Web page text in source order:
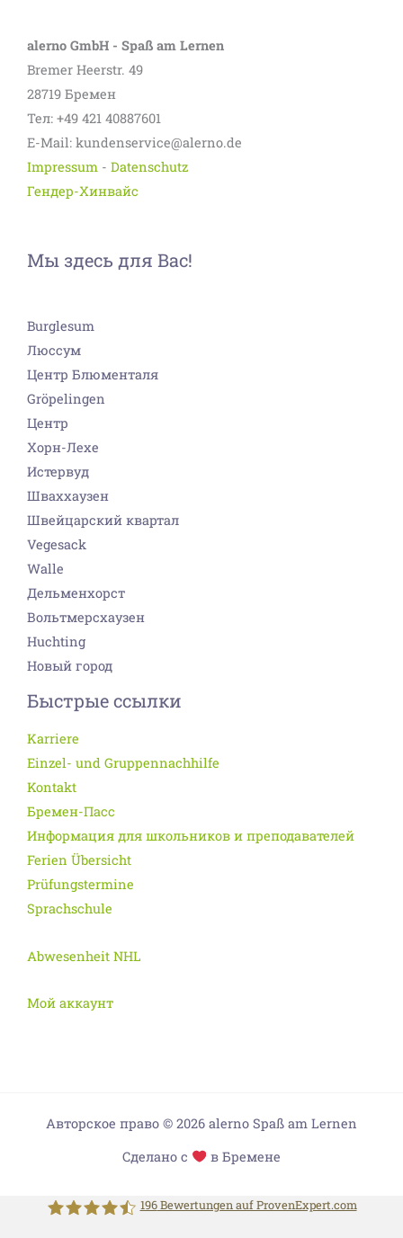
alerno GmbH - Spaß am Lernen
Bremer Heerstr. 49
28719 Бремен
Тел: +49 421 40887601
E-Mail: kundenservice@alerno.de
Impressum - Datenschutz
Гендер-Хинвайс
Мы здесь для Вас!
Burglesum
Люссум
Центр Блюменталя
Gröpelingen
Центр
Хорн-Лехе
Истервуд
Шваххаузен
Швейцарский квартал
Vegesack
Walle
Дельменхорст
Вольтмерсхаузен
Huchting
Новый город
Быстрые ссылки
Karriere
Einzel- und Gruppennachhilfe
Kontakt
Бремен-Пасс
Информация для школьников и преподавателей
Ferien Übersicht
Prüfungstermine
Sprachschule
Abwesenheit NHL
Мой аккаунт
Авторское право © 2026 alerno Spaß am Lernen
Сделано с
в Бремене
196Bewertungen auf ProvenExpert.com